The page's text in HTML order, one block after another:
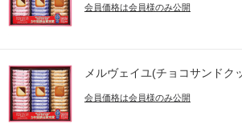
会員価格は会員様のみ公開
メルヴェイユ(チョコサンドク
会員価格は会員様のみ公開